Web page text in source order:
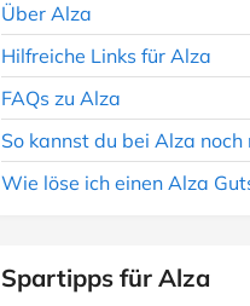
Über Alza
Hilfreiche Links für Alza
FAQs zu Alza
So kannst du bei Alza
Wie löse ich einen Alza
Spartipps für Alza